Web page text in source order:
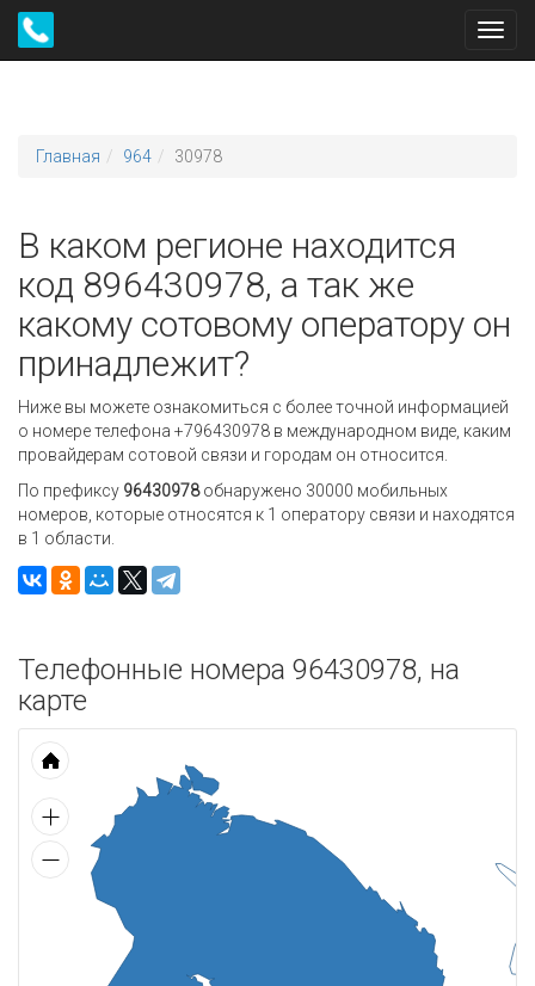
Главная 964 30978
В каком регионе находится
код 896430978, а так же
какому сотовому оператору он
принадлежит?
Ниже вы можете ознакомиться с более точной информацией
о номере телефона +796430978 в международном виде, каким
провайдерам сотовой связи и городам он относится.
По префиксу 96430978обнаружено 30000 мобильных
номеров, которые относятся к 1 оператору связи и находятся
в 1 области.
Телефонные номера 96430978, на
карте